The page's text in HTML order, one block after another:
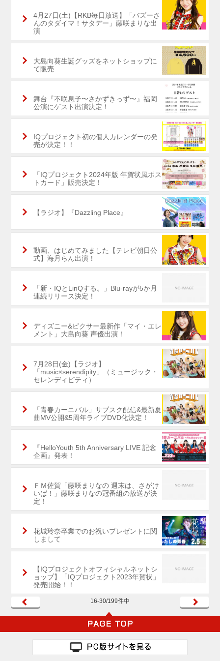
4月27日(土)【RKB毎日放送】「バズーさ
んのタダイマ！サタデー」藤咲まりな出
演
大島向葵生誕グッズをネットショップに
て販売
舞台『不咲息子〜さかずきっず〜』福岡
公演にゲスト出演決定！
IQプロジェクト初の個人カレンダーの発
売が決定！！
「IQプロジェクト2024年版 年賀状風ポス
トカード」販売決定！
【ラジオ】『Dazzling Place』
動画、はじめてみました【テレビ朝日公
式】海月らん出演！
「新・IQとLinQする。」Blu-rayが5か月
連続リリース決定！
ディズニー&ピクサー最新作「マイ・エレ
メント」大島向葵 声優出演！
7月28日(金)【ラジオ】
「music×serendipity」（ミュージック・
セレンディピティ）
「青春カーニバル」サブスク配信&最新夏
曲MV公開&5周年ライブDVD化決定！
『HelloYouth 5th Anniversary LIVE 記念
企画』発表！
ＦＭ佐賀「藤咲まりなの 週末は、さがけ
いば！」藤咲まりなの冠番組の放送が決
定！
花城玲奈卒業でのお祝いプレゼントに関
しまして
【IQプロジェクトオフィシャルネットシ
ョップ】「IQプロジェクト2023年賀状」
発売開始！！
16-30/199件中